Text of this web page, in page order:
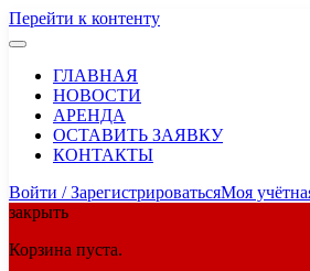
Перейти к контенту
ГЛАВНАЯ
НОВОСТИ
АРЕНДА
ОСТАВИТЬ ЗАЯВКУ
КОНТАКТЫ
Войти / ЗарегистрироватьсяМоя
закрыть
Корзина пуста.